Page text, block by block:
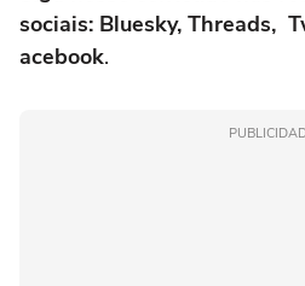
sociais: Bluesky, Threads,
acebook.